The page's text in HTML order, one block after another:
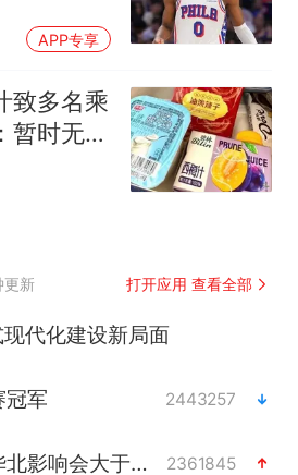
APP专享
致多名乘
暂时无法
汁
更新 打开应用 查看全部
代化建设新局面
冠军 2443257
白海豚对华东华北影响会大于巴威 2361845